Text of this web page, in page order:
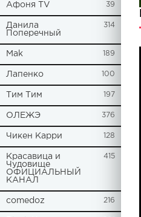
Афоня TV 39
Данила
Поперечный
314
Mak 189
Лапенко 100
Tим Тим 197
ОЛЕЖЭ 376
Чикен Карри 128
Красавица и
Чудовище
ОФИЦИАЛЬНЫЙ
КАНАЛ
415
comedoz 216